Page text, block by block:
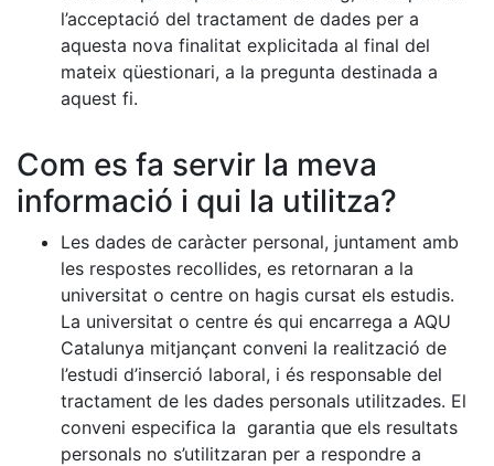
l’acceptació del tractament de dades per a
aquesta nova finalitat explicitada al final del
mateix qüestionari, a la pregunta destinada a
aquest fi.
Com es fa servir la meva
informació i qui la utilitza?
Les dades de caràcter personal, juntament amb
les respostes recollides, es retornaran a la
universitat o centre on hagis cursat els estudis.
La universitat o centre és qui encarrega a AQU
Catalunya mitjançant conveni la realització de
l’estudi d’inserció laboral, i és responsable del
tractament de les dades personals utilitzades. El
conveni especifica la garantia que els resultats
personals no s’utilitzaran per a respondre a